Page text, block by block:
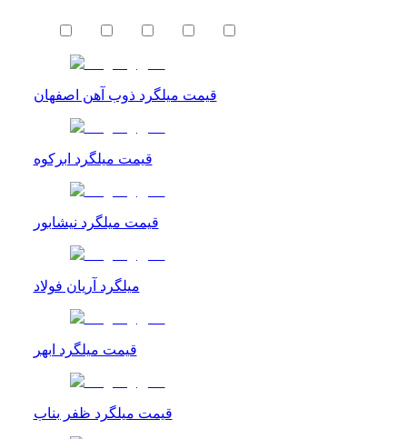
قیمت میلگرد ذوب آهن اصفهان
قیمت میلگرد ابرکوه
قیمت میلگرد نیشابور
میلگرد آریان فولاد
قیمت میلگرد ابهر
قیمت میلگرد ظفر بناب